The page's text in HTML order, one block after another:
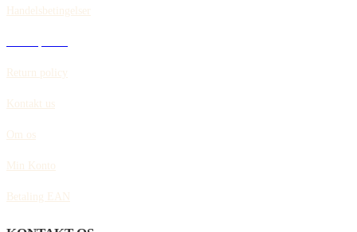
Handelsbetingelser
Return policy
Kontakt us
Om os
Min Konto
Betaling EAN